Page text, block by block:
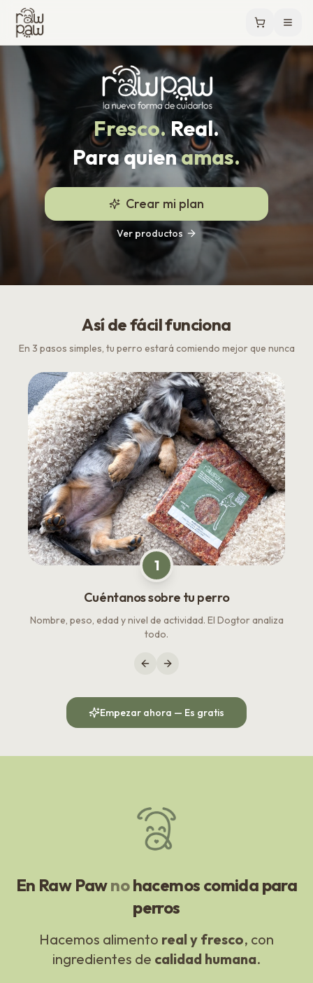
Menú
Fresco.Real.
Para quienamas.
Crear mi plan
Ver productos
Así de fácil funciona
En 3 pasos simples, tu perro estará comiendo mejor que nunca
1
Cuéntanos sobre tu perro
Nombre, peso, edad y nivel de actividad. El Dogtor analiza
todo.
Previous slide
Next slide
Empezar ahora — Es gratis
En Raw Pawnohacemos comida para
perros
Hacemos alimento real y fresco, con
ingredientes de calidad humana.